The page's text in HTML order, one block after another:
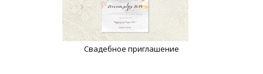
Свадебное приглашение